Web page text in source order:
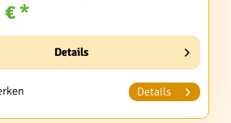
€ *
Details
Details